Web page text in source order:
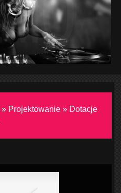
» Projektowanie » Dotacje